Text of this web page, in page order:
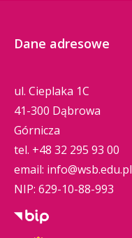
Dane adresowe
ul. Cieplaka 1C
41-300 Dąbrowa
Górnicza
tel. +48 32 295 93 00
email: info@wsb.edu.pl
NIP: 629-10-88-993